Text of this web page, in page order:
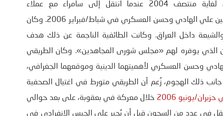
الجماعة التي سافر معها. وكان يقوم بعمليات في الموصل لغاية منتصف 2004 عندما انتقل إلى سامراء مع عملاء
آخرين للتخطيط للتفجير الشهير الذي استهدف مرقد الإمامين الشيعيين علي الهادي وحسن العسكري في شباط/فبراير 2006. وكان
داخل العراق. وكانت الطائفية الناجمة عن ذلك هدف
الذي يوفره لهم «مجلس شورى المجاهدين». وكان الطريقي
وحسن العسكري لأهميتهما الدينية وموقعهما الجغرافي،
ذلك الهجوم، زُعم أن الطريقي متورط في اغتيال الصحفية
يونيو 2006
خلال معركة في بعقوبة، على بعد حوالي
في عدد من السجون قبل أن يُجبر على الحبس الانفرادي في